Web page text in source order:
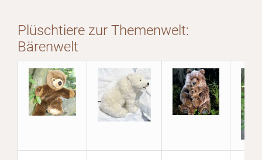
Plüschtiere zur Themenwelt:
Bärenwelt